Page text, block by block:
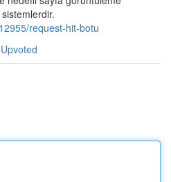
request-hit-botu